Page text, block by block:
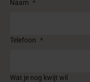
Naam *
Telefoon *
Wat je nog kwijt wil